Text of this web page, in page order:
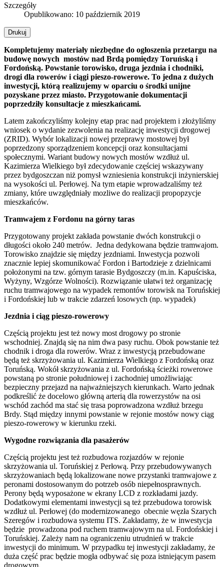
Szczegóły
Opublikowano: 10 październik 2019
Drukuj
Kompletujemy materiały niezbędne do ogłoszenia przetargu na
budowę nowych mostów nad Brdą pomiędzy Toruńską i
Fordońską. Powstanie torowisko, druga jezdnia i chodniki,
drogi dla rowerów i ciągi pieszo-rowerowe. To jedna z dużych
inwestycji, którą realizujemy w oparciu o środki unijne
pozyskane przez miasto. Przygotowanie dokumentacji
poprzedziły konsultacje z mieszkańcami.
Latem zakończyliśmy kolejny etap prac nad projektem i złożyliśmy
wniosek o wydanie zezwolenia na realizację inwestycji drogowej
(ZRID). Wybór lokalizacji nowej przeprawy mostowej był
poprzedzony sporządzeniem koncepcji oraz konsultacjami
społecznymi. Wariant budowy nowych mostów wzdłuż ul.
Kazimierza Wielkiego był zdecydowanie częściej wskazywany
przez bydgoszczan niż pomysł wzniesienia konstrukcji inżynierskiej
na wysokości ul. Perłowej. Na tym etapie wprowadzaliśmy też
zmiany, które uwzględniały mozliwe do realizacji propopzycje
mieszkańców.
Tramwajem z Fordonu na górny taras
Przygotowany projekt zakłada powstanie dwóch konstrukcji o
długości około 240 metrów. Jedna dedykowana będzie tramwajom.
Torowisko znajdzie się między jezdniami. Inwestycja pozwoli
znacznie lepiej skomunikować Fordon i Bartodzieje z dzielnicami
położonymi na tzw. górnym tarasie Bydgoszczy (m.in. Kapuściska,
Wyżyny, Wzgórze Wolności). Rozwiązanie ułatwi też organizację
ruchu tramwajowego na wypadek remontów torowisk na Toruńskiej
i Fordońskiej lub w trakcie zdarzeń losowych (np. wypadek)
Jezdnia i ciąg pieszo-rowerowy
Częścią projektu jest też nowy most drogowy po stronie
wschodniej. Znajdą się na nim dwa pasy ruchu. Obok powstanie też
chodnik i droga dla rowerów. Wraz z inwestycją przebudowane
będą też skrzyżowania ul. Kazimierza Wielkiego z Fordońską oraz
Toruńską. Wokół skrzyżowania z ul. Fordońską ścieżki rowerowe
powstaną po stronie południowej i zachodniej umożliwiając
bezpieczny przejazd na najważniejszych kierunkach. Warto jednak
podkreślić że docelowo główną arterią dla rowerzystów na osi
wschód zachód ma stać się trasa poprowadzona wzdłuż brzegu
Brdy. Stąd między innymi powstanie w rejonie mostów nowy ciąg
pieszo-rowerowy w kierunku rzeki.
Wygodne rozwiązania dla pasażerów
Częścią projektu jest też rozbudowa rozjazdów w rejonie
skrzyżowania ul. Toruńskiej z Perłową. Przy przebudowywanych
skrzyżowaniach będą lokalizowane nowe przystanki tramwajowe z
peronami dostosowanym do potrzeb osób niepełnosprawnych.
Perony będą wyposażone w ekrany LCD z rozkładami jazdy.
Dodatkowymi elementami inwestycji są też przebudowa torowisk
wzdłuż ul. Perłowej (do modernizowanego obecnie węzła Szarych
Szeregów i rozbudowa systemu ITS. Zakładamy, że w inwestycja
będzie prowadzona pod ruchem tramwajowym na ul. Fordońskiej i
Toruńskiej. Zależy nam na ograniczeniu utrudnień w trakcie
inwestycji do minimum. W przypadku tej inwestycji zakładamy, że
duża część prac będzie mogła odbywać się poza istniejącym pasem
drogowym.